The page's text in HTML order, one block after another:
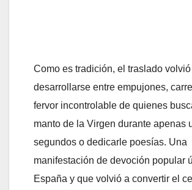
Como es tradición, el traslado volvió
desarrollarse entre empujones,
fervor incontrolable de quienes
manto de la Virgen durante apenas
segundos o dedicarle poesías. Una
manifestación de devoción popular
España y que volvió a convertir el